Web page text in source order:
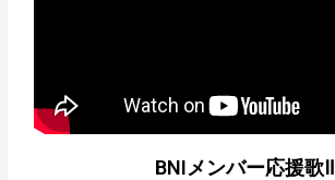
BNIメンバー応援歌Ⅱ